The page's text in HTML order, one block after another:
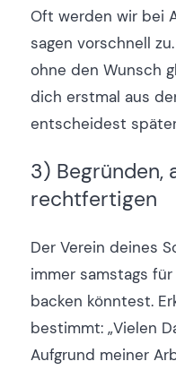
Oft werden wir bei
sagen vorschnell
ohne den Wunsch
dich erstmal aus
entscheidest
3) Begründen,
rechtfertigen
Der Verein deines
immer samstags
backen könntest.
bestimmt: „Vielen
Aufgrund meiner